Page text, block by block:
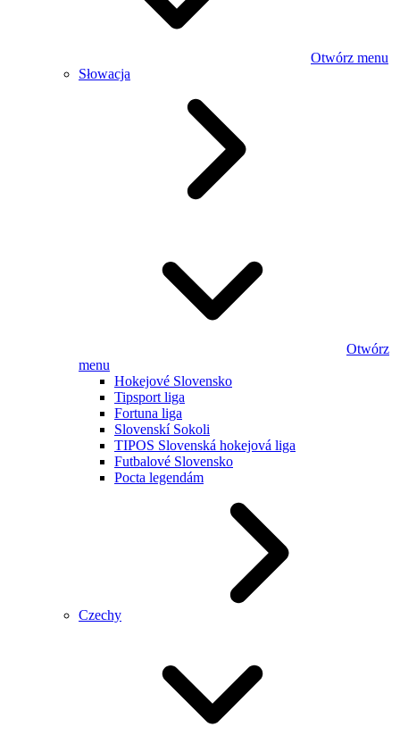
Otwórz menu
Słowacja
Otwórz
menu
Hokejové Slovensko
Tipsport liga
Fortuna liga
Slovenskí Sokoli
TIPOS Slovenská hokejová liga
Futbalové Slovensko
Pocta legendám
Czechy